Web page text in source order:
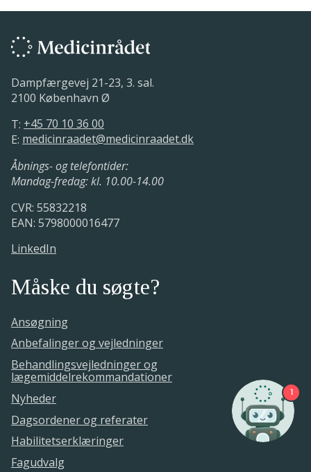
Dampfærgevej 21-23, 3. sal.
2100 København Ø
T: +45 70 10 36 00
E: medicinraadet@medicinraadet.dk
Åbnings- og telefontider:
Mandag-fredag: kl. 10.00-14.00
CVR: 55832218
EAN: 5798000016477
LinkedIn
Måske du søgte?
Ansøgning
Anbefalinger og vejledninger
Behandlingsvejledninger og
lægemiddelrekommandationer
Nyheder
Dagsordener og referater
Habilitetserklæringer
Fagudvalg
1